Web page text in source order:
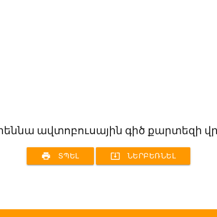
ավտոբուսային գիծ քարտեզի
print ՏՊԵԼ system_update_alt ՆԵՐԲԵՌՆԵԼ